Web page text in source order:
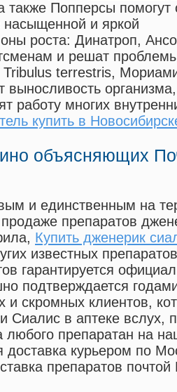
также Попперсы помогут
и яркой
роста: Динатроп,
и решат
Tribulus terrestris,
выносливость
работу многих
купить в
объясняющих
и единственным на
препаратов
, Купить дженерик
известных препаратов
гарантируется
подтверждается
и скромных клиентов,
Сиалис в аптеке вслух,
любого препаратан на
доставка курьером по
препаратов